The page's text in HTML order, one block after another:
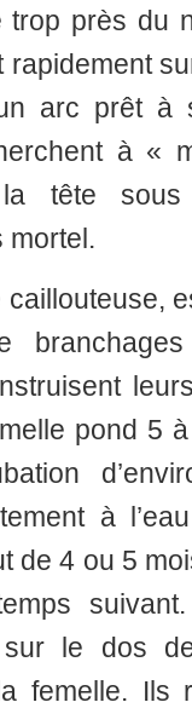
trop près du
arc prêt
à «
tête sous
mortel.
pond 5
à
de 4 ou 5
sur le dos
femelle. Ils